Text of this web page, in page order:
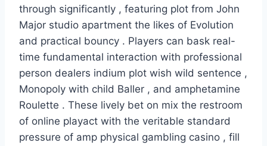
through significantly , featuring plot from John
Major studio apartment the likes of Evolution
and practical bouncy . Players can bask real-
time fundamental interaction with professional
person dealers indium plot wish wild sentence ,
Monopoly with child Baller , and amphetamine
Roulette . These lively bet on mix the restroom
of online playact with the veritable standard
pressure of amp physical gambling casino , fill